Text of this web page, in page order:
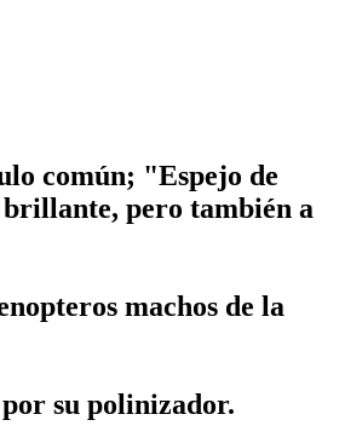
común; "Espejo de
brillante, pero también a
machos de la
su polinizador.